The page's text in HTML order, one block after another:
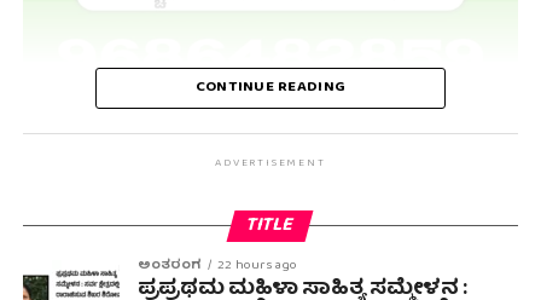
CONTINUE READING
ADVERTISEMENT
TITLE
ಅಂತರಂಗ 22 hours ago
ಪ್ರಪ್ರಥಮ ಮಹಿಳಾ ಸಾಹಿತ್ಯ ಸಮ್ಮೇಳನ :